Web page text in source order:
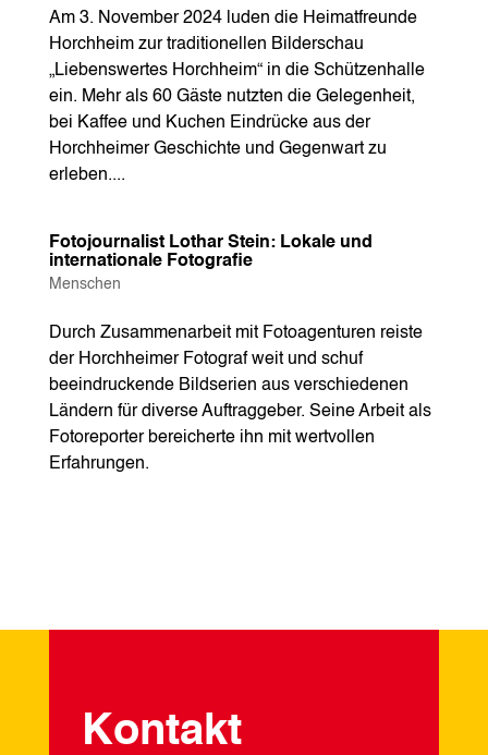
Am 3. November 2024 luden die Heimatfreunde
Horchheim zur traditionellen Bilderschau
„Liebenswertes Horchheim“ in die Schützenhalle
ein. Mehr als 60 Gäste nutzten die Gelegenheit,
bei Kaffee und Kuchen Eindrücke aus der
Horchheimer Geschichte und Gegenwart zu
erleben....
Fotojournalist Lothar Stein: Lokale und
internationale Fotografie
Menschen
Durch Zusammenarbeit mit Fotoagenturen reiste
der Horchheimer Fotograf weit und schuf
beeindruckende Bildserien aus verschiedenen
Ländern für diverse Auftraggeber. Seine Arbeit als
Fotoreporter bereicherte ihn mit wertvollen
Erfahrungen.
Kontakt